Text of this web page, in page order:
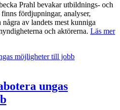
Prahl bevakar utbildnings- och
fördjupningar, analyser,
av landets mest kunniga
och aktörerna. Läs mer
ungas